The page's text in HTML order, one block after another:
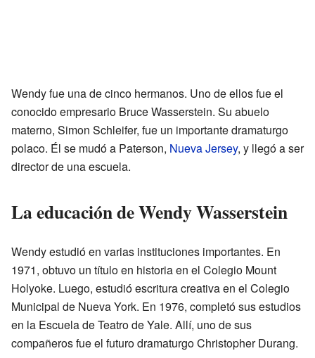
Wendy fue una de cinco hermanos. Uno de ellos fue el
conocido empresario Bruce Wasserstein. Su abuelo
materno, Simon Schleifer, fue un importante dramaturgo
polaco. Él se mudó a Paterson, Nueva Jersey, y llegó a ser
director de una escuela.
La educación de Wendy Wasserstein
Wendy estudió en varias instituciones importantes. En
1971, obtuvo un título en historia en el Colegio Mount
Holyoke. Luego, estudió escritura creativa en el Colegio
Municipal de Nueva York. En 1976, completó sus estudios
en la Escuela de Teatro de Yale. Allí, uno de sus
compañeros fue el futuro dramaturgo Christopher Durang.